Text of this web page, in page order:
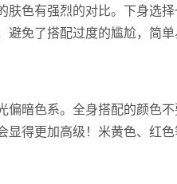
色有强烈的对比。下身选
免了搭配过度的尴尬，简单
暗色系。全身搭配的颜色
得更加高级！米黄色、红